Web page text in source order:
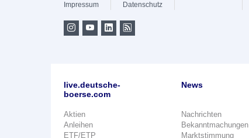
Impressum
Datenschutz
live.deutsche-
boerse.com
Aktien
Anleihen
ETF/ETP
News
Nachrichten
Bekanntmachungen
Marktstimmung